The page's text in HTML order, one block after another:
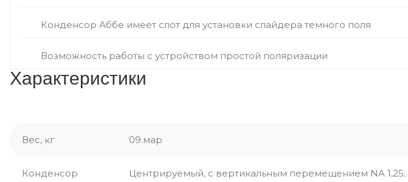
Конденсор Аббе имеет слот для установки слайдера темного поля
Возможность работы с устройством простой поляризации
Характеристики
Вес, кг 09.мар
Конденсор
Центрируемый, с вертикальным перемещением NA 1,25;